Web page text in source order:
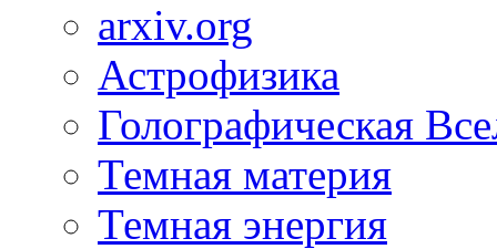
arxiv.org
Астрофизика
Голографическая
Темная материя
Темная энергия